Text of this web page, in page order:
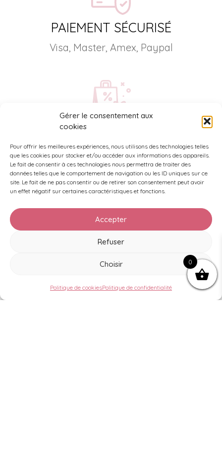
Gérer le consentement aux
cookies
Pour offrir les meilleures expériences, nous utilisons des technologies telles
que les cookies pour stocker et/ou accéder aux informations des appareils.
Le fait de consentir à ces technologies nous permettra de traiter des
données telles que le comportement de navigation ou les ID uniques sur ce
site. Le fait de ne pas consentir ou de retirer son consentement peut avoir
un effet négatif sur certaines caractéristiques et fonctions.
Accepter
Refuser
Choisir
Politique de cookiesPolitique de confidentialité
PAIEMENT SÉCURISÉ
Visa, Master, Amex, Paypal
FIDÉLITÉ RÉCOMPENSÉE
Gagner des récompenses grâce à vos
achats
CONTACT
MAIL: hello@honormes.fr
@honormes.shop 0